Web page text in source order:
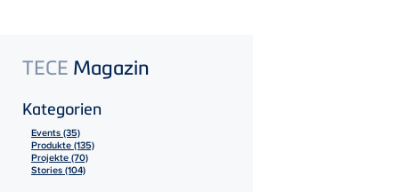
TECE Magazin
Kategorien
Events (35)
Produkte (135)
Projekte (70)
Stories (104)